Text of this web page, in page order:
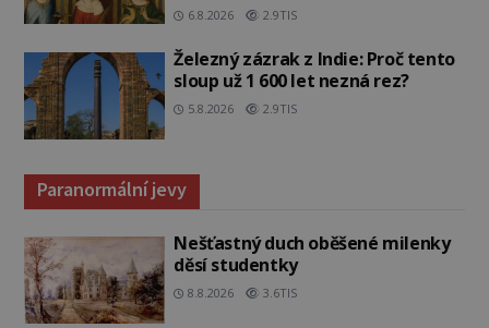
6.8.2026 2.9TIS
Železný zázrak z Indie: Proč tento
sloup už 1 600 let nezná rez?
5.8.2026 2.9TIS
Paranormální jevy
Nešťastný duch oběšené milenky
děsí studentky
8.8.2026 3.6TIS